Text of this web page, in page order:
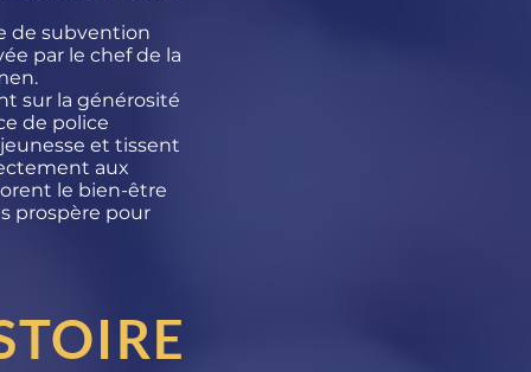
de subvention
par le chef de la
sur la générosité
de police
et tissent
aux
le bien-être
prospère pour